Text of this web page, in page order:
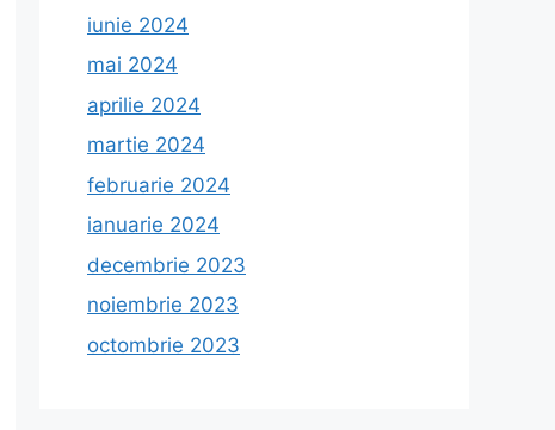
iunie 2024
mai 2024
aprilie 2024
martie 2024
februarie 2024
ianuarie 2024
decembrie 2023
noiembrie 2023
octombrie 2023